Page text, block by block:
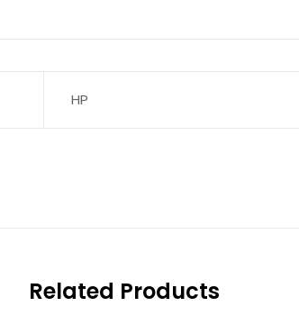
HP
Related Products